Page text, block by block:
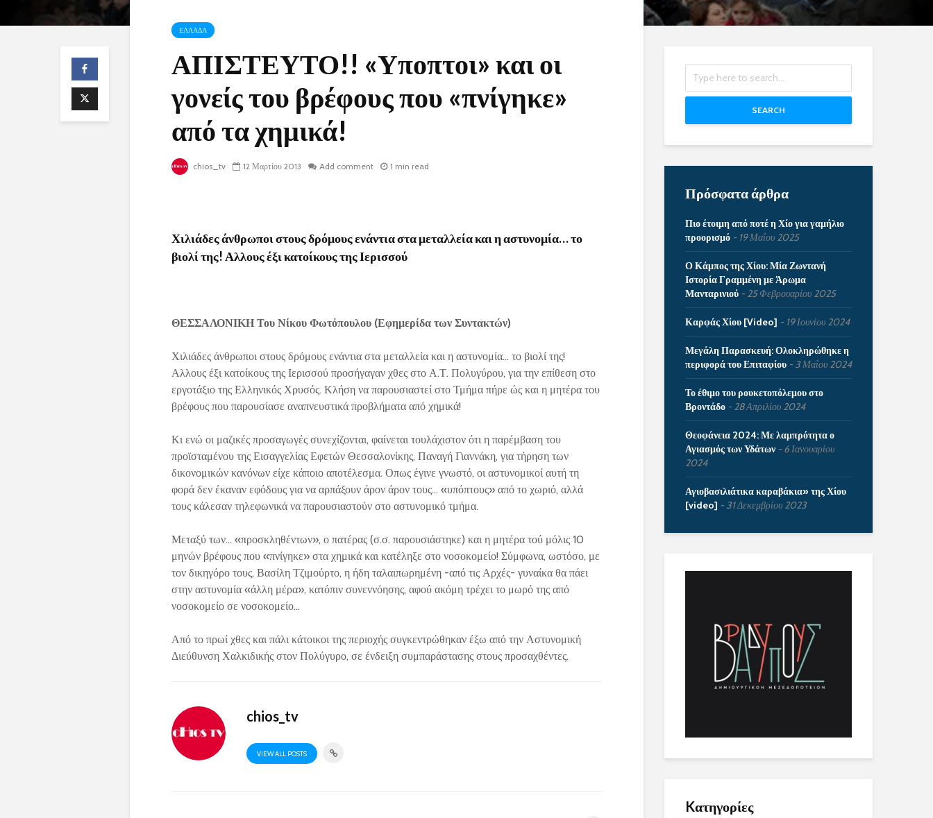
ΕΛΛΑΔΑ
ΑΠΙΣΤΕΥΤΟ!! «Υποπτοι» και οι
γονείς του βρέφους που «πνίγηκε»
από τα χημικά!
chios_tv 12 Μαρτίου 2013 Add comment 1 min read
Χιλιάδες άνθρωποι στους δρόμους ενάντια στα μεταλλεία και η αστυνομία… το
βιολί της! Αλλους έξι κατοίκους της Ιερισσού
ΘΕΣΣΑΛΟΝΙΚΗ Του Νίκου Φωτόπουλου (Εφημερίδα των Συντακτών)
Χιλιάδες άνθρωποι στους δρόμους ενάντια στα μεταλλεία και η αστυνομία… το βιολί της!
Αλλους έξι κατοίκους της Ιερισσού προσήγαγαν χθες στο Α.Τ. Πολυγύρου, για την επίθεση στο
εργοτάξιο της Ελληνικός Χρυσός. Κλήση να παρουσιαστεί στο Τμήμα πήρε ώς και η μητέρα του
βρέφους που παρουσίασε αναπνευστικά προβλήματα από χημικά!
Κι ενώ οι μαζικές προσαγωγές συνεχίζονται, φαίνεται τουλάχιστον ότι η παρέμβαση του
προϊσταμένου της Εισαγγελίας Εφετών Θεσσαλονίκης, Παναγή Γιαννάκη, για τήρηση των
δικονομικών κανόνων είχε κάποιο αποτέλεσμα. Οπως έγινε γνωστό, οι αστυνομικοί αυτή τη
φορά δεν έκαναν εφόδους για να αρπάξουν άρον άρον τους… «υπόπτους» από το χωριό, αλλά
τους κάλεσαν τηλεφωνικά να παρουσιαστούν στο αστυνομικό τμήμα.
Μεταξύ των… «προσκληθέντων», ο πατέρας (σ.σ. παρουσιάστηκε) και η μητέρα τού μόλις 10
μηνών βρέφους που «πνίγηκε» στα χημικά και κατέληξε στο νοσοκομείο! Σύμφωνα, ωστόσο, με
τον δικηγόρο τους, Βασίλη Τζιμούρτο, η ήδη ταλαιπωρημένη -από τις Αρχές- γυναίκα θα πάει
στην αστυνομία «άλλη μέρα», κατόπιν συνεννόησης, αφού ακόμη τρέχει το μωρό της από
νοσοκομείο σε νοσοκομείο…
Από το πρωί χθες και πάλι κάτοικοι της περιοχής συγκεντρώθηκαν έξω από την Αστυνομική
Διεύθυνση Χαλκιδικής στον Πολύγυρο, σε ένδειξη συμπαράστασης στους προσαχθέντες.
chios_tv
VIEW ALL POSTS
SEARCH
Πρόσφατα άρθρα
Πιο έτοιμη από ποτέ η Χίο για γαμήλιο
προορισμό
19 Μαΐου 2025
Ο Κάμπος της Χίου: Μία Ζωντανή
Ιστορία Γραμμένη με Άρωμα
Μανταρινιού
25 Φεβρουαρίου 2025
Καρφάς Χίου [Video] 19 Ιουνίου 2024
Μεγάλη Παρασκευή: Ολοκληρώθηκε η
περιφορά του Επιταφίου
3 Μαΐου 2024
Το έθιμο του ρουκετοπόλεμου στο
Βροντάδο
28 Απριλίου 2024
Θεοφάνεια 2024: Με λαμπρότητα ο
Αγιασμός των Υδάτων
6 Ιανουαρίου
2024
Αγιοβασιλιάτικα καραβάκια» της Χίου
[video]
31 Δεκεμβρίου 2023
Kατηγορίες